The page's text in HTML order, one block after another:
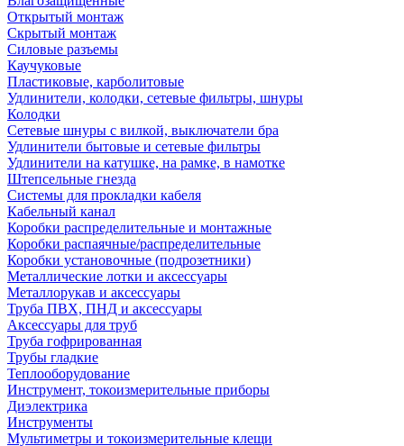
Открытый монтаж
Скрытый монтаж
Силовые разъемы
Каучуковые
Пластиковые, карболитовые
Удлинители, колодки, сетевые фильтры, шнуры
Колодки
Сетевые шнуры с вилкой, выключатели бра
Удлинители бытовые и сетевые фильтры
Удлинители на катушке, на рамке, в намотке
Штепсельные гнезда
Системы для прокладки кабеля
Кабельный канал
Коробки распределительные и монтажные
Коробки распаячные/распределительные
Коробки установочные (подрозетники)
Металлические лотки и аксессуары
Металлорукав и аксессуары
Труба ПВХ, ПНД и аксессуары
Аксессуары для труб
Труба гофрированная
Трубы гладкие
Теплооборудование
Инструмент, токоизмерительные приборы
Диэлектрика
Инструменты
Мультиметры и токоизмерительные клещи